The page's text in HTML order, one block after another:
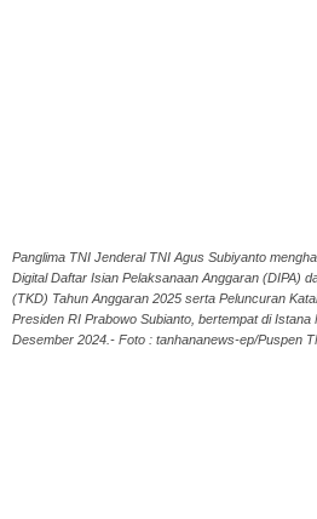
Panglima TNI Jenderal TNI Agus Subiyanto
Digital Daftar Isian Pelaksanaan Anggaran (DIPA)
(TKD) Tahun Anggaran 2025 serta Peluncuran
Presiden RI Prabowo Subianto, bertempat di
Desember 2024.- Foto : tanhananews-ep/Puspen